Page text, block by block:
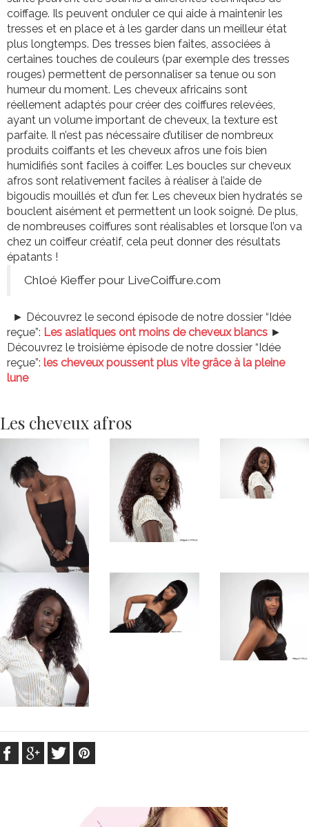
coiffage. Ils peuvent onduler ce qui aide à maintenir les
tresses et en place et à les garder dans un meilleur état
plus longtemps. Des tresses bien faites, associées à
certaines touches de couleurs (par exemple des tresses
rouges) permettent de personnaliser sa tenue ou son
humeur du moment. Les cheveux africains sont
réellement adaptés pour créer des coiffures relevées,
ayant un volume important de cheveux, la texture est
parfaite. Il n’est pas nécessaire d’utiliser de nombreux
produits coiffants et les cheveux afros une fois bien
humidifiés sont faciles à coiffer. Les boucles sur cheveux
afros sont relativement faciles à réaliser à l’aide de
bigoudis mouillés et d’un fer. Les cheveux bien hydratés se
bouclent aisément et permettent un look soigné. De plus,
de nombreuses coiffures sont réalisables et lorsque l’on va
chez un coiffeur créatif, cela peut donner des résultats
épatants !
Chloé Kieffer pour LiveCoiffure.com
► Découvrez le second épisode de notre dossier “Idée
reçue”: Les asiatiques ont moins de cheveux blancs ►
Découvrez le troisième épisode de notre dossier “Idée
reçue”: les cheveux poussent plus vite grâce à la pleine
lune
Les cheveux afros